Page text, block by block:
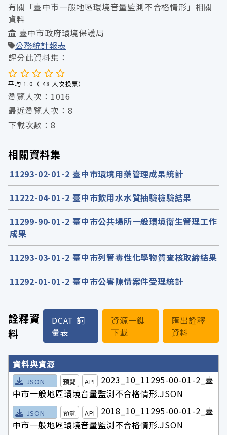
詮釋資
料
DCAT 詞
彙表
資源一鍵
下載
匯出詮釋
資料
詮釋資料詳細內容
資料與資源
JSON 預覽 API
2023_10_11295-00-01-2_臺
中市一般地區環境音量監測不合格情形.JSON
JSON 預覽 API
2018_10_11295-00-01-2_臺
中市一般地區環境音量監測不合格情形.JSON
有關「臺中市一般地區環境音量監測不合格情形」相關
資料
臺中市政府環境保護局
公務統計報表
評分此資料集：
平均 1.0（ 48 人次投票）
瀏覽人次：1016
最近瀏覽人次：8
下載次數：8
相關資料集
11293-02-01-2 臺中市環境用藥管理成果統計
11222-04-01-2 臺中市飲用水水質抽驗檢驗結果
11299-90-01-2 臺中市公共場所一般環境衛生管理工作
成果
11293-03-01-2 臺中市列管毒性化學物質查核取締結果
11292-01-01-2 臺中市公害陳情案件受理統計